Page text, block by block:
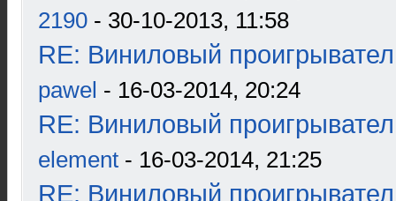
2190 - 30-10-2013, 11:58
RE: Виниловый
pawel - 16-03-2014, 20:24
RE: Виниловый
element - 16-03-2014, 21:25
RE: Виниловый